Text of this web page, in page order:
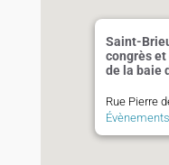
Saint-
congrès
de la baie
Rue Pierre
Évènements